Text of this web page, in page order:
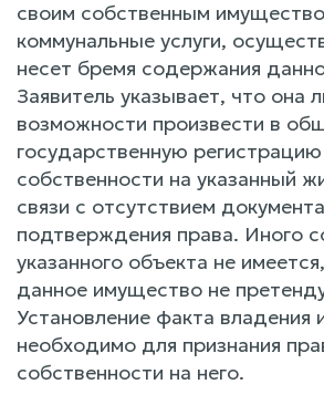
своим собственным
коммунальные услуги,
несет бремя содержания
Заявитель указывает, что она
возможности произвести в
государственную
собственности на указанный
связи с отсутствием
подтверждения права. Иного
указанного объекта не
данное имущество не
Установление факта
необходимо для признания
собственности на него.